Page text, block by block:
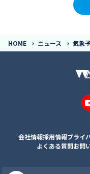
HOME ニュース 気象
会社情報採用情報プライ
よくある質問お問